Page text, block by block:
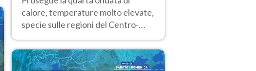
calore, temperature molto elevate,
specie sulle regioni del Centro-
aree montuose